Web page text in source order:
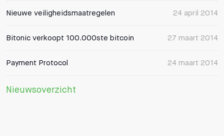
24 april 2014
Nieuwe veiligheidsmaatregelen
27 maart 2014
Bitonic verkoopt 100.000ste bitcoin
24 maart 2014
Payment Protocol
Nieuwsoverzicht